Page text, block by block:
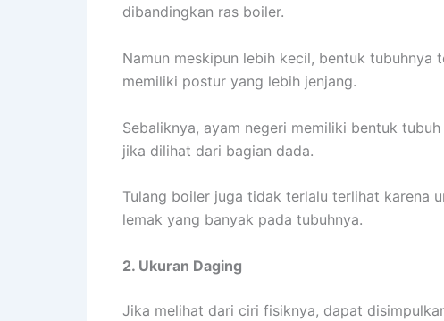
dibandingkan ras boiler.
Namun meskipun lebih kecil, bentuk tubuhnya
memiliki postur yang lebih jenjang.
Sebaliknya, ayam negeri memiliki bentuk
jika dilihat dari bagian dada.
Tulang boiler juga tidak terlalu terlihat karena
lemak yang banyak pada tubuhnya.
2. Ukuran Daging
Jika melihat dari ciri fisiknya, dapat